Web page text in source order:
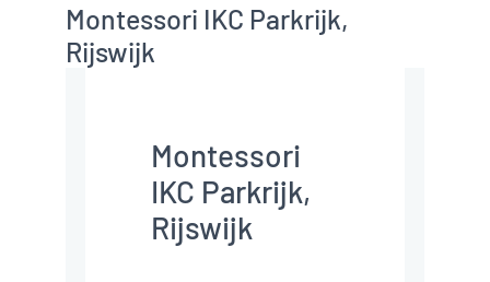
Montessori IKC Parkrijk,
Rijswijk
Montessori
IKC Parkrijk,
Rijswijk